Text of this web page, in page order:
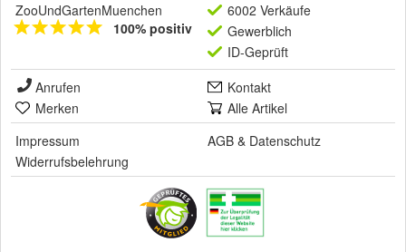
ZooUndGartenMuenchen
100% positiv
6002 Verkäufe
Gewerblich
ID-Geprüft
Anrufen
Kontakt
Merken
Alle Artikel
Impressum
AGB & Datenschutz
Widerrufsbelehrung